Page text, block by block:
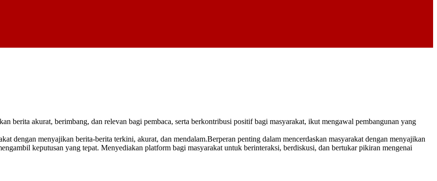
berita akurat, berimbang, dan relevan bagi pembaca, serta berkontribusi positif bagi masyarakat, ikut mengawal pembangunan yang
dengan menyajikan berita-berita terkini, akurat, dan mendalam.Berperan penting dalam mencerdaskan masyarakat dengan menyajikan
keputusan yang tepat. Menyediakan platform bagi masyarakat untuk berinteraksi, berdiskusi, dan bertukar pikiran mengenai